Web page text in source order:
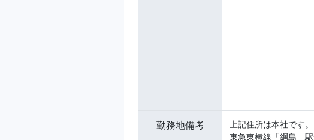
勤務地備考
上記住所は本社です。
東急東横線「綱島」